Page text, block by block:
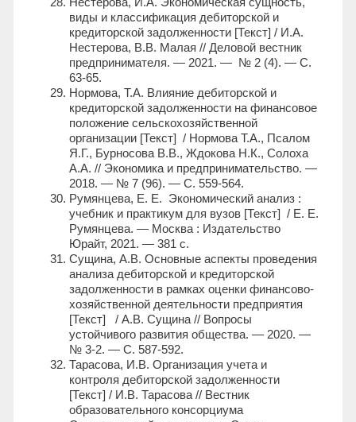
виды и классификация дебиторской и
кредиторской задолженности [Текст] / И.А.
Нестерова, В.В. Малая // Деловой вестник
предпринимателя. — 2021. — № 2 (4). — С.
63-65.
Нормова, Т.А. Влияние дебиторской и
кредиторской задолженности на финансовое
положение сельскохозяйственной
организации [Текст] / Нормова Т.А., Псалом
Я.Г., Бурносова В.В., Ждокова Н.К., Солоха
А.А. // Экономика и предпринимательство. —
2018. — № 7 (96). — С. 559-564.
Румянцева, Е. Е. Экономический анализ :
учебник и практикум для вузов [Текст] / Е. Е.
Румянцева. — Москва : Издательство
Юрайт, 2021. — 381 с.
Сущина, А.В. Основные аспекты проведения
анализа дебиторской и кредиторской
задолженности в рамках оценки финансово-
хозяйственной деятельности предприятия
[Текст] / А.В. Сущина // Вопросы
устойчивого развития общества. — 2020. —
№ 3-2. — С. 587-592.
Тарасова, И.В. Организация учета и
контроля дебиторской задолженности
[Текст] / И.В. Тарасова // Вестник
образовательного консорциума